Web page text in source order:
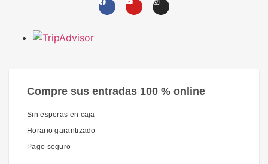
Compre sus entradas 100 % online
Sin esperas en caja
Horario garantizado
Pago seguro